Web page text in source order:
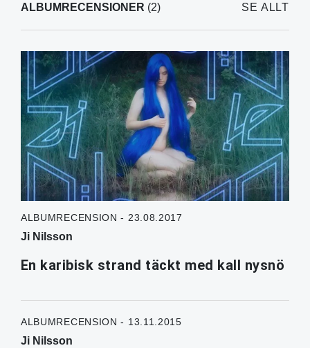
ALBUMRECENSIONER (2) SE ALLT
ALBUMRECENSION - 23.08.2017
Ji Nilsson
En karibisk strand täckt med kall nysnö
ALBUMRECENSION - 13.11.2015
Ji Nilsson